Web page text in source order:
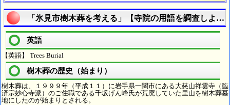
「氷見市樹木葬を考える」【寺院の用語を調査しよう
英語
【英語】 Trees Burial
樹木葬の歴史（始まり）
樹木葬は、１９９９年（平成１１）に岩手県一関市にある大慈山祥雲寺（臨
済宗妙心寺派）のご住職である千坂げん峰氏が荒廃していた里山を樹木葬墓
地にしたのが始まりとされる。